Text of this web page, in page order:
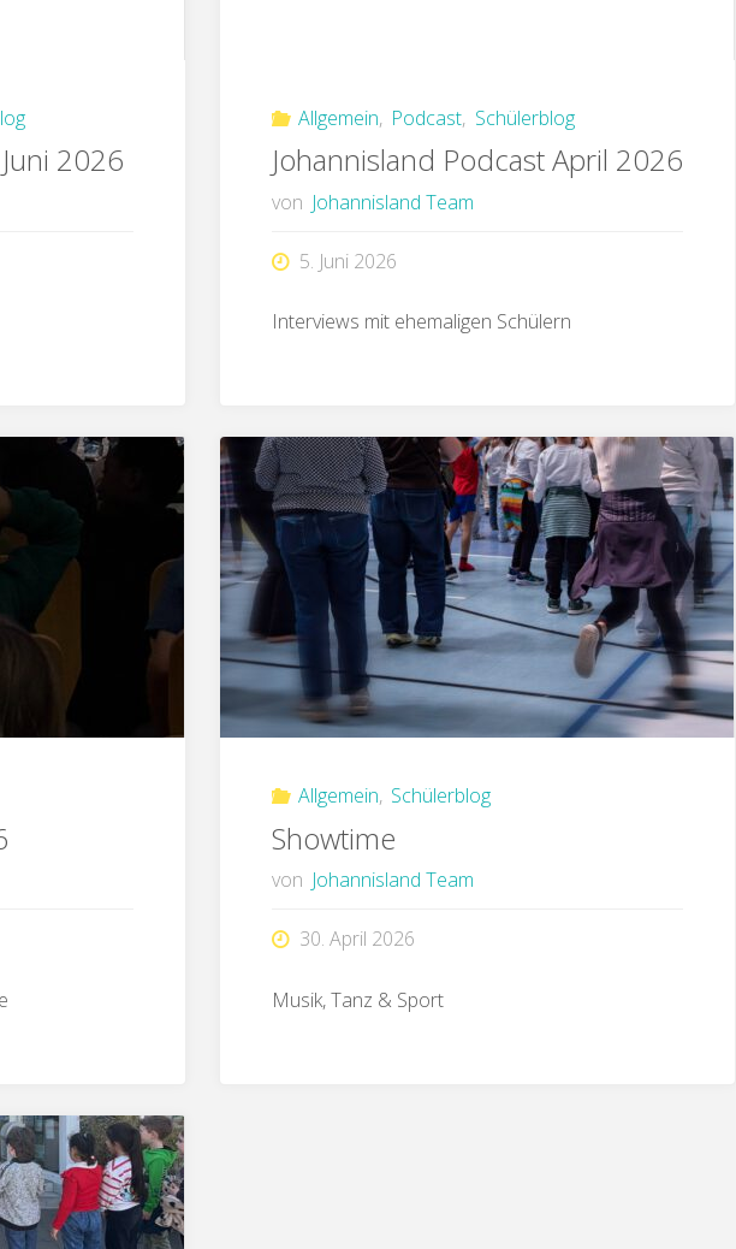
2026
Allgemein, Podcast, Schülerblog
Johannisland Podcast April 2026
von Johannisland Team
5. Juni 2026
Interviews mit ehemaligen Schülern
Allgemein, Schülerblog
Showtime
von Johannisland Team
30. April 2026
Musik, Tanz & Sport